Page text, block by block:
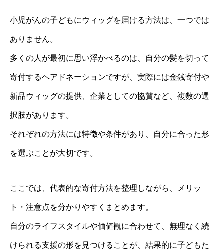
小児がんの子どもにウィッグを届ける方法は、一つでは
ありません。
多くの人が最初に思い浮かべるのは、自分の髪を切って
寄付するヘアドネーションですが、実際には金銭寄付や
新品ウィッグの提供、企業としての協賛など、複数の選
択肢があります。
それぞれの方法には特徴や条件があり、自分に合った形
を選ぶことが大切です。
ここでは、代表的な寄付方法を整理しながら、メリッ
ト・注意点を分かりやすくまとめます。
自分のライフスタイルや価値観に合わせて、無理なく続
けられる支援の形を見つけることが、結果的に子どもた